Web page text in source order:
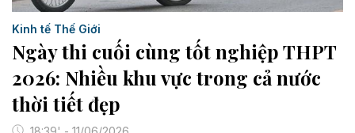
Kinh tế Thế Giới
Ngày thi cuối cùng tốt nghiệp THPT
2026: Nhiều khu vực trong cả nước
thời tiết đẹp